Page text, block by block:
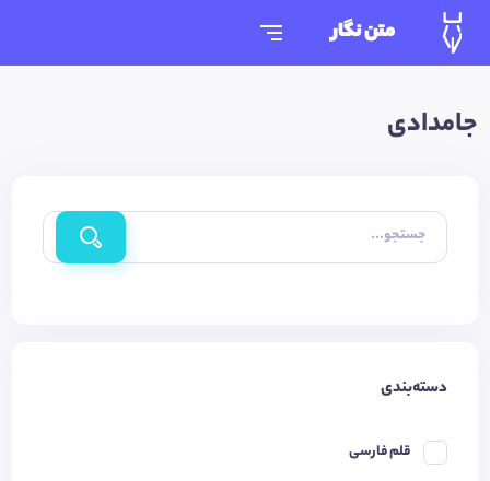
متن نگار
جامدادی
جستجو...
دسته‌بندی
قلم فارسی